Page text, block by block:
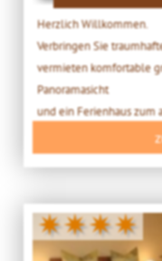
Herzlich Willkommen.
Verbringen Sie
vermieten komfortable
Panoramasicht
und ein Ferienhaus zum
✷✷✷✷